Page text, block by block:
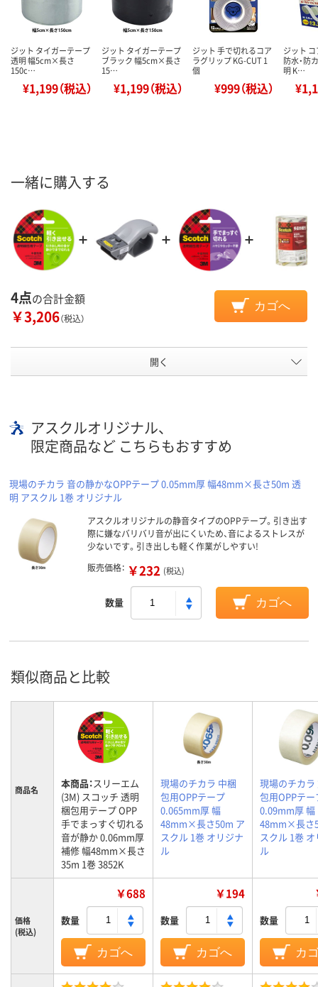
ジット タイガーテープ
透明 幅5cm×長さ
150c…
¥1,199（税込）
ジット タイガーテープ
ブラック 幅5cm×長さ
15…
¥1,199（税込）
ジット 手で切れるコア
ラグリップ KG-CUT 1
個
¥999（税込）
ジット
防水・防
明 K…
一緒に購入する
4点の合計金額
￥3,206（税込）
カゴへ
開く
アスクルオリジナル、
限定商品など こちらもおすすめ
現場のチカラ 音の静かなOPPテープ 0.05mm厚 幅48mm×長さ50m 透
明 アスクル 1巻 オリジナル
アスクルオリジナルの静音タイプのOPPテープ。引き出す
際に嫌なバリバリ音が出にくいため、音によるストレスが
少ないです。引き出しも軽く作業がしやすい!
販売価格： ￥232 (税込)
数量 カゴへ
類似商品と比較
商品名 本商品：スリーエム
(3M) スコッチ 透明
梱包用テープ OPP
手でまっすぐ切れる
音が静か 0.06mm厚
補修 幅48mm×長さ
35m 1巻 3852K
現場のチカラ 中梱
包用OPPテープ
0.065mm厚 幅
48mm×長さ50m ア
スクル 1巻 オリジナ
ル
現場のチカラ
包用OPPテー
0.09mm厚 幅
48mm×長さ
スクル 1巻
ル
価格
(税込)
￥688
数量
カゴへ
￥194
数量
カゴへ
数量
カ